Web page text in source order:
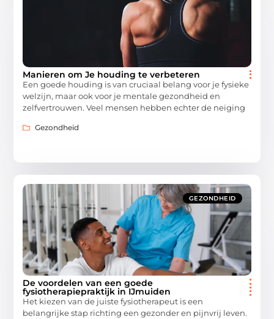
Manieren om Je houding te verbeteren
Een goede houding is van cruciaal belang voor je fysieke
welzijn, maar ook voor je mentale gezondheid en
zelfvertrouwen. Veel mensen hebben echter de neiging
Gezondheid
GEZONDHEID
De voordelen van een goede
fysiotherapiepraktijk in IJmuiden
Het kiezen van de juiste fysiotherapeut is een
belangrijke stap richting een gezonder en pijnvrij leven.